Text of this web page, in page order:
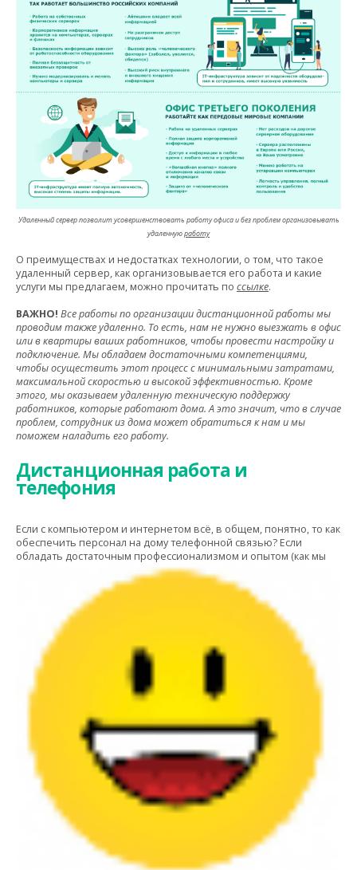
Удаленный сервер позволит усовершенствовать работу офиса и без проблем организовывать
удаленнуюработу
О преимуществах и недостатках технологии, о том, что такое
удаленный сервер, как организовывается его работа и какие
услуги мы предлагаем, можно прочитать по ссылке.
ВАЖНО! Все работы по организации дистанционной работы мы
проводим также удаленно. То есть, нам не нужно выезжать в офис
или в квартиры ваших работников, чтобы провести настройку и
подключение. Мы обладаем достаточными компетенциями,
чтобы осуществить этот процесс с минимальными затратами,
максимальной скоростью и высокой эффективностью. Кроме
этого, мы оказываем удаленную техническую поддержку
работников, которые работают дома. А это значит, что в случае
проблем, сотрудник из дома может обратиться к нам и мы
поможем наладить его работу.
Дистанционная работа и
телефония
Если с компьютером и интернетом всё, в общем, понятно, то как
обеспечить персонал на дому телефонной связью? Если
обладать достаточным профессионализмом и опытом (как мы